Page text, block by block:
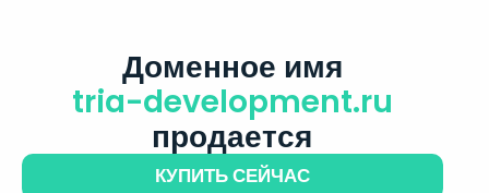
Доменное имя
tria-development.ru
продается
КУПИТЬ СЕЙЧАС